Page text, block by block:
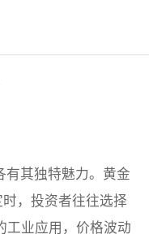
其独特魅力。黄金
，投资者往往选择
工业应用，价格波动